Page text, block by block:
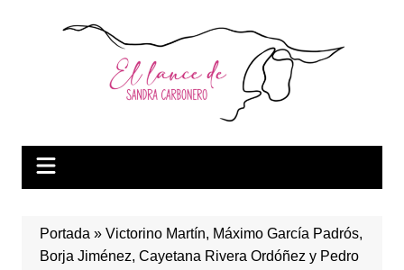
Portada » Victorino Martín, Máximo García Padrós,
Borja Jiménez, Cayetana Rivera Ordóñez y Pedro